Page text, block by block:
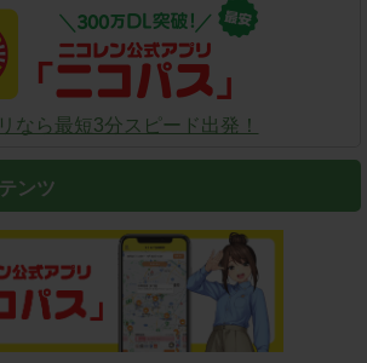
なら最短3分スピード出発！
ンツ